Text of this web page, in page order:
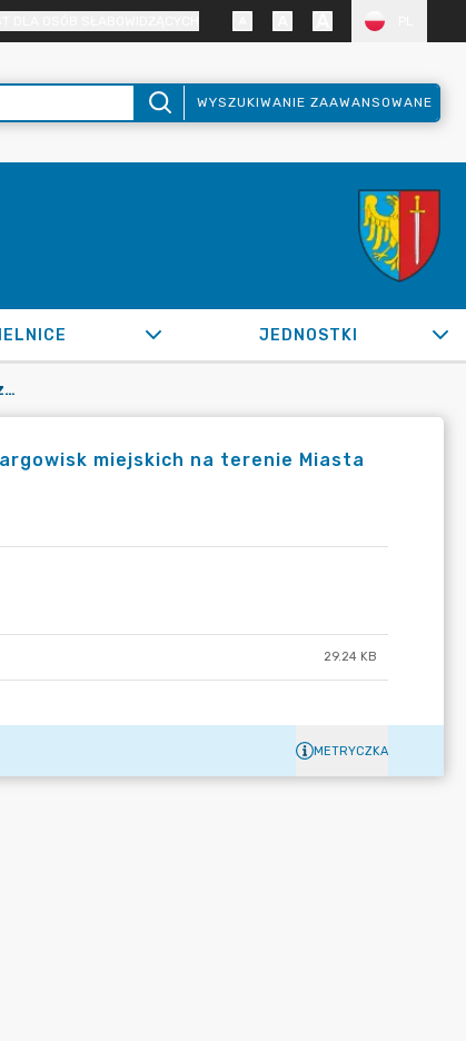
WYSZUKIWANIE ZAAWANSOWANE
JEDNOSTKI
OR.0050.369.2020_ZTK W SPRAWIE CZASOWEGO ZAMKNIĘCIA TARGOWISK MIEJSKICH NA TERENIE MIASTA ŻORY
miejskich na terenie Miasta
29.24 KB
METRYCZKA